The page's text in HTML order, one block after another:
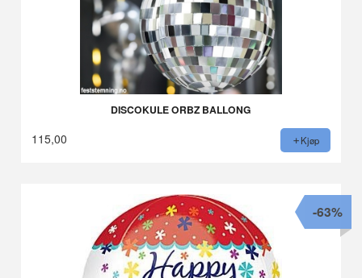
DISCOKULE ORBZ BALLONG
115,00 Kjøp
-63%